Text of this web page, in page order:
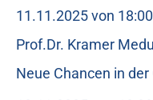
11.11.2025 von
Prof.Dr. Kramer
Neue Chancen in der